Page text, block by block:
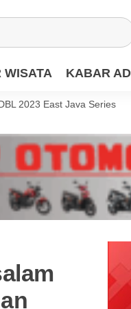
WISATA KABAR
2023 East Java Series